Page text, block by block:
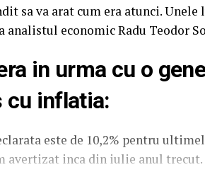
sa va arat cum era atunci.
analistul economic Radu Teodor
in urma cu o
cu inflatia:
este de 10,2% pentru
avertizat inca din iulie anul